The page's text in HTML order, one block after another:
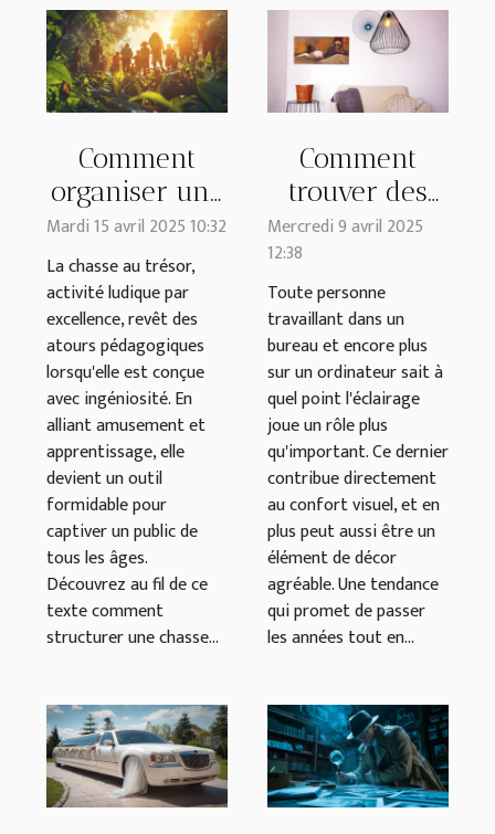
Comment
organiser une
chasse au
trésor
éducative
pour tous les
âges
Mardi 15 avril 2025 10:32
La chasse au trésor,
activité ludique par
excellence, revêt des
atours pédagogiques
lorsqu'elle est conçue
avec ingéniosité. En
alliant amusement et
apprentissage, elle
devient un outil
formidable pour
captiver un public de
tous les âges.
Découvrez au fil de ce
texte comment
structurer une chasse...
Comment
trouver des
abat-jours en
adopter pour
mon bureau ?
Mercredi 9 avril 2025
12:38
Toute personne
travaillant dans un
bureau et encore plus
sur un ordinateur sait à
quel point l'éclairage
joue un rôle plus
qu'important. Ce dernier
contribue directement
au confort visuel, et en
plus peut aussi être un
élément de décor
agréable. Une tendance
qui promet de passer
les années tout en...